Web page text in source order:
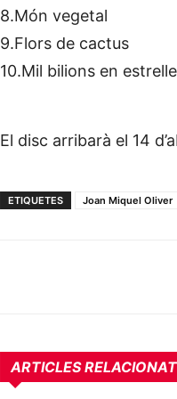
8.Món vegetal
9.Flors de cactus
10.Mil bilions en
El disc arribarà el 14
ETIQUETES Joan Miquel Oliver
ARTICLES